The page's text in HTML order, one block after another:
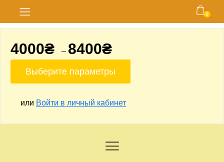
Главная
Блог
Магазин
0
4000₴ – 8400₴
Выберите параметры
или Войти в личный кабинет